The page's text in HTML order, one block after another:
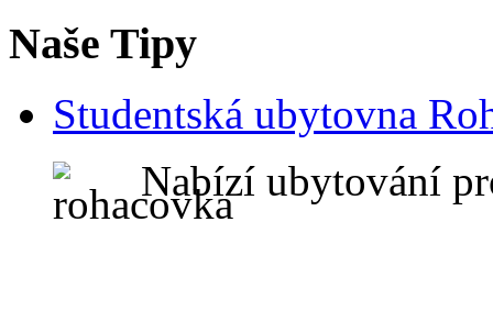
Naše Tipy
Studentská ubytovna
Nabízí ubytování